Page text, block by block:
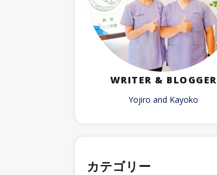
WRITER & BLOGGER
Yojiro and Kayoko
カテゴリー